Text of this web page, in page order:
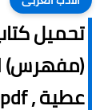
تحميل
(مفهرس)
عطية , pdf